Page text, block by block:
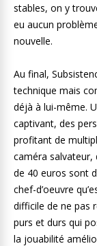
stables, on y
eu aucun
nouvelle.
Au final,
technique mais
déjà à lui-même.
captivant, des
profitant de
caméra salvateur,
de 40 euros sont
chef-d’oeuvre
difficile de ne pas
purs et durs qui
la jouabilité